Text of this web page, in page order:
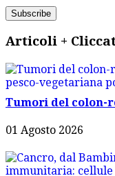
Articoli +
Tumori del colon-
01 Agosto 2026